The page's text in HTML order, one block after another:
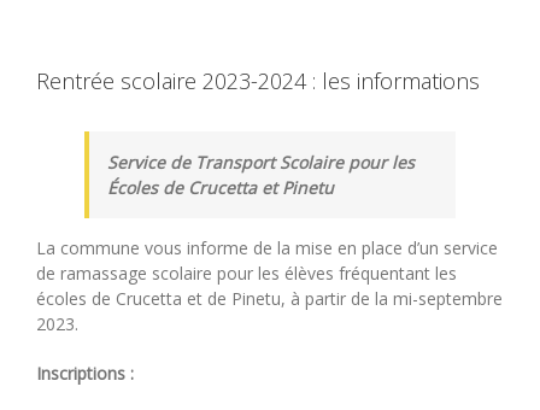
Rentrée scolaire 2023-2024 : les informations
Service de Transport Scolaire pour les
Écoles de Crucetta et Pinetu
La commune vous informe de la mise en place d’un service
de ramassage scolaire pour les élèves fréquentant les
écoles de Crucetta et de Pinetu, à partir de la mi-septembre
2023.
Inscriptions :